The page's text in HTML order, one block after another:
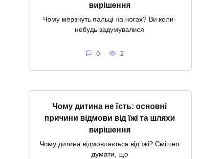
вирішення
Чому мерзнуть пальці на ногах? Ви коли-
небудь задумувалися
0 2
Чому дитина не їсть: основні
причини відмови від їжі та шляхи
вирішення
Чому дитина відмовляється від їжі? Смішно
думати, що